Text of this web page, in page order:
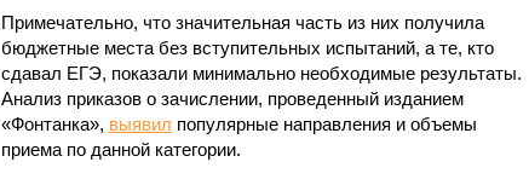
Примечательно, что значительная часть из них получила
бюджетные места без вступительных испытаний, а те, кто
сдавал ЕГЭ, показали минимально необходимые результаты.
Анализ приказов о зачислении, проведенный изданием
«Фонтанка», выявил популярные направления и объемы
приема по данной категории.